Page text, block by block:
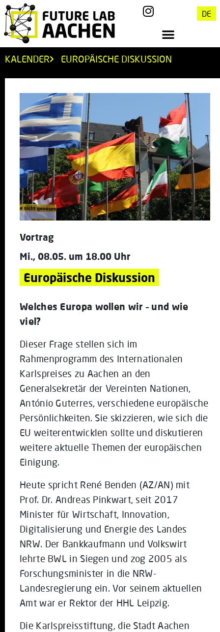
DE
KALENDER EUROPÄISCHE DISKUSSION
Vortrag
Mi., 08.05. um 18.00 Uhr
Europäische Diskussion
Welches Europa wollen wir – und wie
viel?
Dieser Frage stellen sich im
Rahmenprogramm des Internationalen
Karlspreises zu Aachen an den
Generalsekretär der Vereinten Nationen,
António Guterres, verschiedene europäische
Persönlichkeiten. Sie skizzieren, wie sich die
EU weiterentwicklen sollte und diskutieren
weitere aktuelle Themen der europäischen
Einigung.
Heute spricht René Benden (AZ/AN) mit
Prof. Dr. Andreas Pinkwart, seit 2017
Minister für Wirtschaft, Innovation,
Digitalisierung und Energie des Landes
NRW. Der Bankkaufmann und Volkswirt
lehrte BWL in Siegen und zog 2005 als
Forschungsminister in die NRW-
Landesregierung ein. Vor seinem aktuellen
Amt war er Rektor der HHL Leipzig.
Die Karlspreisstiftung, die Stadt Aachen